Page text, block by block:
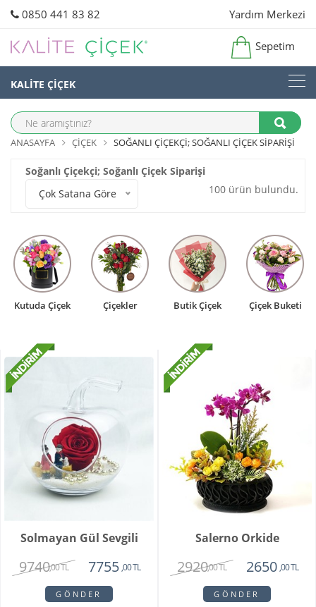
0850 441 83 82 Yardım Merkezi
Sepetim
KALİTE ÇİÇEK
ANASAYFA ÇIÇEK SOĞANLI ÇIÇEKÇI; SOĞANLI ÇIÇEK SIPARIŞI
Soğanlı Çiçekçi; Soğanlı Çiçek Siparişi
Çok Satana Göre
100 ürün bulundu.
Kutuda Çiçek Çiçekler Butik Çiçek Çiçek Buketi
Solmayan Gül Sevgili
9740,00 TL 7755 ,00 TL
GÖNDER
Salerno Orkide
2920,00 TL 2650 ,00 TL
GÖNDER